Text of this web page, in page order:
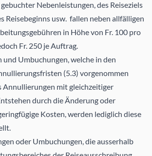
Nebenleistungen, des Reiseziels
Reisebeginns usw. fallen neben allfälligen
in Höhe von Fr. 100 pro
Fr. 250 je Auftrag.
und Umbuchungen, welche in den
(5.3) vorgenommen
Annullierungen mit gleichzeitiger
durch die Änderung oder
Kosten, werden lediglich diese
oder Umbuchungen, die ausserhalb